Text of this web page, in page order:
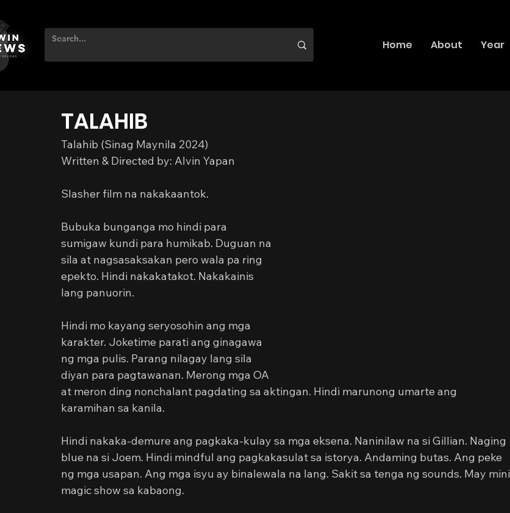
Home About Year
TALAHIB
Talahib (Sinag Maynila 2024)
Written & Directed by: Alvin Yapan
Slasher film na nakakaantok.
Bubuka bunganga mo hindi para
sumigaw kundi para humikab. Duguan na
sila at nagsasaksakan pero wala pa ring
epekto. Hindi nakakatakot. Nakakainis
lang panuorin.
Hindi mo kayang seryosohin ang mga
karakter. Joketime parati ang ginagawa
ng mga pulis. Parang nilagay lang sila
diyan para pagtawanan. Merong mga OA
at meron ding nonchalant pagdating sa aktingan. Hindi marunong umarte ang
karamihan sa kanila.
Hindi nakaka-demure ang pagkaka-kulay sa mga eksena. Naninilaw na si Gillian. Naging
blue na si Joem. Hindi mindful ang pagkakasulat sa istorya. Andaming butas. Ang peke
ng mga usapan. Ang mga isyu ay binalewala na lang. Sakit sa tenga ng sounds. May mini
magic show sa kabaong.